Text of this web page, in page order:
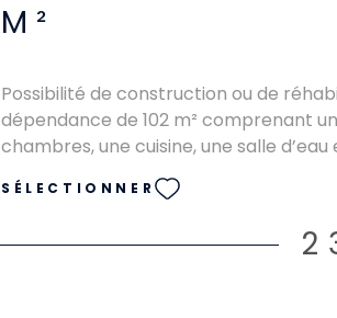
M²
Possibilité de construction ou de
dépendance de 102 m² comprenant
chambres, une cuisine, une salle
d’environ 450 m² issu d’un projet de
SÉLECTIONNER